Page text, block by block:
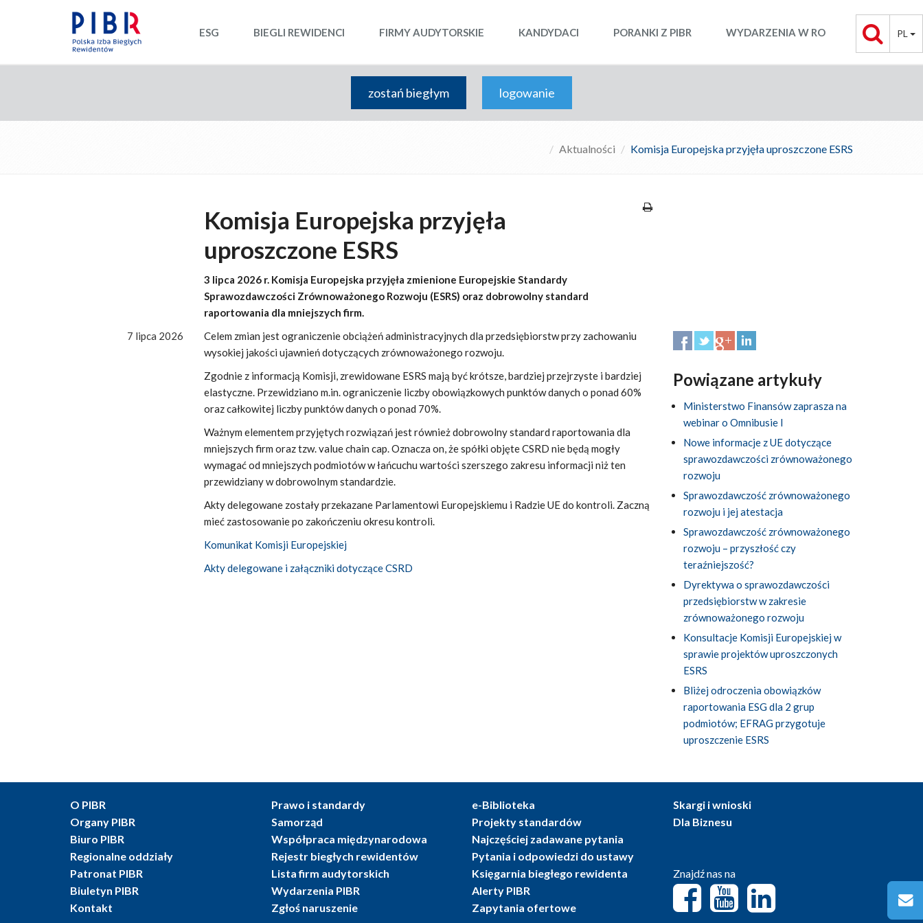
PL
ESG BIEGLI REWIDENCI FIRMY AUDYTORSKIE KANDYDACI PORANKI Z PIBR WYDARZENIA W RO
zostań biegłym logowanie
Aktualności Komisja Europejska przyjęła uproszczone ESRS
Komisja Europejska przyjęła
uproszczone ESRS
3 lipca 2026 r. Komisja Europejska przyjęła zmienione Europejskie Standardy
Sprawozdawczości Zrównoważonego Rozwoju (ESRS) oraz dobrowolny standard
raportowania dla mniejszych firm.
7 lipca 2026
Celem zmian jest ograniczenie obciążeń administracyjnych dla przedsiębiorstw przy zachowaniu
wysokiej jakości ujawnień dotyczących zrównoważonego rozwoju.
Zgodnie z informacją Komisji, zrewidowane ESRS mają być krótsze, bardziej przejrzyste i bardziej
elastyczne. Przewidziano m.in. ograniczenie liczby obowiązkowych punktów danych o ponad 60%
oraz całkowitej liczby punktów danych o ponad 70%.
Ważnym elementem przyjętych rozwiązań jest również dobrowolny standard raportowania dla
mniejszych firm oraz tzw. value chain cap. Oznacza on, że spółki objęte CSRD nie będą mogły
wymagać od mniejszych podmiotów w łańcuchu wartości szerszego zakresu informacji niż ten
przewidziany w dobrowolnym standardzie.
Akty delegowane zostały przekazane Parlamentowi Europejskiemu i Radzie UE do kontroli. Zaczną
mieć zastosowanie po zakończeniu okresu kontroli.
Komunikat Komisji Europejskiej
Akty delegowane i załączniki dotyczące CSRD
Powiązane artykuły
Ministerstwo Finansów zaprasza na
webinar o Omnibusie I
Nowe informacje z UE dotyczące
sprawozdawczości zrównoważonego
rozwoju
Sprawozdawczość zrównoważonego
rozwoju i jej atestacja
Sprawozdawczość zrównoważonego
rozwoju – przyszłość czy
teraźniejszość?
Dyrektywa o sprawozdawczości
przedsiębiorstw w zakresie
zrównoważonego rozwoju
Konsultacje Komisji Europejskiej w
sprawie projektów uproszczonych
ESRS
Bliżej odroczenia obowiązków
raportowania ESG dla 2 grup
podmiotów; EFRAG przygotuje
uproszczenie ESRS
O PIBR
Organy PIBR
Biuro PIBR
Regionalne oddziały
Patronat PIBR
Biuletyn PIBR
Kontakt
Prawo i standardy
Samorząd
Współpraca międzynarodowa
Rejestr biegłych rewidentów
Lista firm audytorskich
Wydarzenia PIBR
Zgłoś naruszenie
e-Biblioteka
Projekty standardów
Najczęściej zadawane pytania
Pytania i odpowiedzi do ustawy
Księgarnia biegłego rewidenta
Alerty PIBR
Zapytania ofertowe
Skargi i wnioski
Dla Biznesu
Znajdź nas na